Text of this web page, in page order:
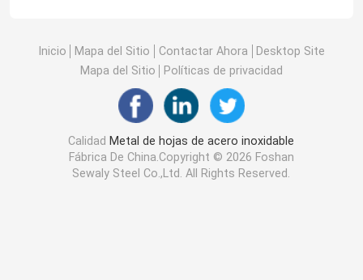
Inicio Mapa del Sitio Contactar Ahora
Desktop Site
Mapa del Sitio
Políticas de privacidad
Calidad Metal de hojas de acero inoxidable
Fábrica De China.Copyright © 2026 Foshan
Sewaly Steel Co.,Ltd. All Rights Reserved.